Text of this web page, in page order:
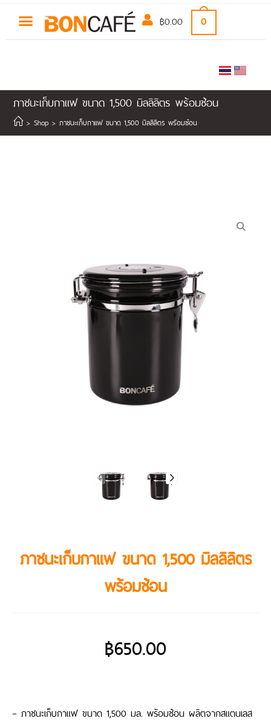
฿0.00 0
ภาชนะเก็บกาแฟ ขนาด 1,500 มิลลิลิตร พร้อมช้อน
> Shop > ภาชนะเก็บกาแฟ ขนาด 1,500 มิลลิลิตร พร้อมช้อน
ภาชนะเก็บกาแฟ ขนาด 1,500 มิลลิลิตร
พร้อมช้อน
฿650.00
– ภาชนะเก็บกาแฟ ขนาด 1,500 มล. พร้อมช้อน ผลิตจากสแตนเลส